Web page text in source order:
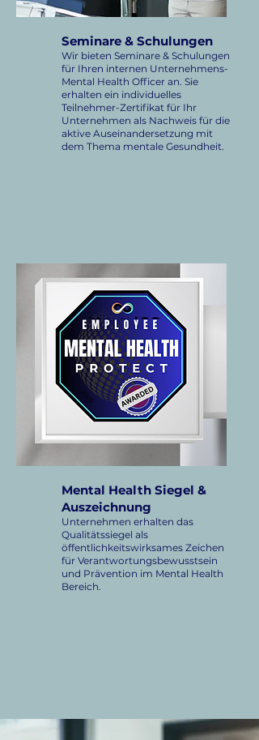
Seminare & Schulungen
Wir bieten Seminare & Schulungen
für Ihren internen Unternehmens-
Mental Health Officer an. Sie
erhalten ein individuelles
Teilnehmer-Zertifikat für Ihr
Unternehmen als Nachweis für die
aktive Auseinandersetzung mit
dem Thema mentale Gesundheit.
Mental Health Siegel &
Auszeichnung
Unternehmen erhalten das
Qualitätssiegel als
öffentlichkeitswirksames Zeichen
für Verantwortungsbewusstsein
und Prävention im Mental Health
Bereich.